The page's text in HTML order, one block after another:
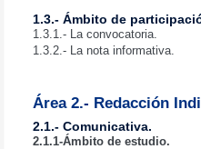
1.3.- Ámbito de
1.3.1.- La convocatoria.
1.3.2.- La nota informativa.
Área 2.- Redacción
2.1.- Comunicativa.
2.1.1-Ámbito de estudio.